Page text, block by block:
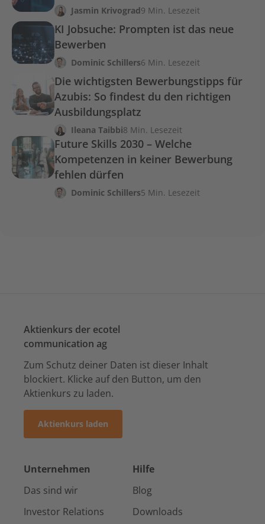
Jasmin Krivograd9 Min. Lesezeit
KI Jobsuche: Prompten ist das neue
Bewerben
Dominic Schillers6 Min. Lesezeit
Die wichtigsten Bewerbungstipps für
Azubis: So findest du den richtigen
Ausbildungsplatz
Ileana Taibbi8 Min. Lesezeit
Future Skills 2030 – Welche
Kompetenzen in keiner Bewerbung
fehlen dürfen
Dominic Schillers5 Min. Lesezeit
Aktienkurs der ecotel
communication ag
Zum Schutz deiner Daten ist dieser Inhalt
blockiert. Klicke auf den Button, um den
Aktienkurs zu laden.
Aktienkurs laden
Unternehmen
Das sind wir
Investor Relations
Hilfe
Blog
Downloads